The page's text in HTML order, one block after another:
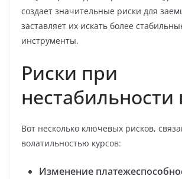
создает значительные риски для
заставляет их искать более
инструменты.
Риски при
нестабильности
Вот несколько ключевых рисков,
волатильностью курсов:
Изменение